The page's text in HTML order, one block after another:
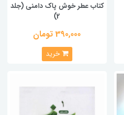
کتاب عطر خوش پاک دامنی (جلد
2)
390,000 تومان
خرید